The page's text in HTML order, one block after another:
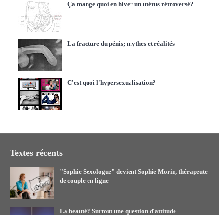
Ça mange quoi en hiver un utérus rétroversé?
La fracture du pénis; mythes et réalités
C'est quoi l'hypersexualisation?
Textes récents
"Sophie Sexologue" devient Sophie Morin, thérapeute
de couple en ligne
La beauté? Surtout une question d'attitude